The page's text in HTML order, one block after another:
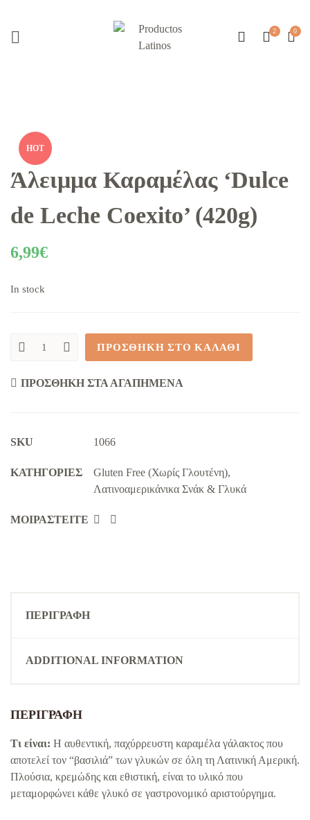
HOT
Άλειμμα Καραμέλας ‘Dulce
de Leche Coexito’ (420g)
6,99€
In stock
Άλειμμα
de
ΠΡΟΣΘΉΚΗ ΣΤΟ ΚΑΛΆΘΙ
ΠΡΟΣΘΉΚΗ ΣΤΑ ΑΓΑΠΗΜΈΝΑ
SKU 1066
KΑΤΗΓΟΡΊΕΣ Gluten Free (Χωρίς Γλουτένη),
Λατινοαμερικάνικα Σνάκ & Γλυκά
ΜΟΙΡΑΣΤΕΊΤΕ
ΠΕΡΙΓΡΑΦΉ
ADDITIONAL INFORMATION
ΠΕΡΙΓΡΑΦΉ
Τι είναι: Η αυθεντική, παχύρρευστη καραμέλα γάλακτος που
αποτελεί τον “βασιλιά” των γλυκών σε όλη τη Λατινική Αμερική.
Πλούσια, κρεμώδης και εθιστική, είναι το υλικό που
μεταμορφώνει κάθε γλυκό σε γαστρονομικό αριστούργημα.